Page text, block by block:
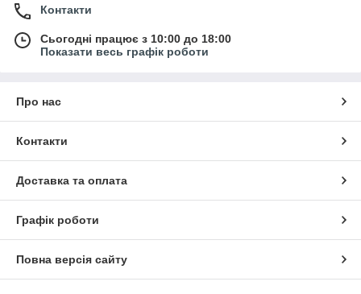
Контакти
Сьогодні працює з 10:00 до 18:00
Показати весь графік роботи
Про нас
Контакти
Доставка та оплата
Графік роботи
Повна версія сайту